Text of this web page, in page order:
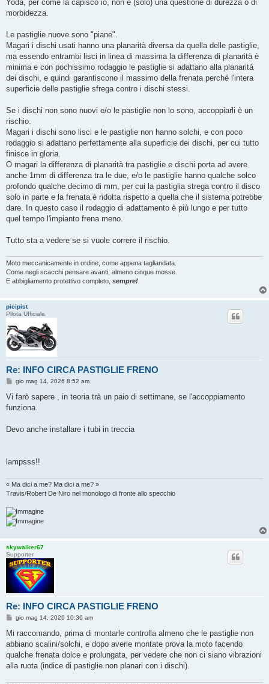
a
i
o
Yoda, per come la capisco io, non è (solo) una questione di durezza o di
morbidezza.
Le pastiglie nuove sono "piane".
Magari i dischi usati hanno una planarità diversa da quella delle pastiglie,
ma essendo entrambi lisci in linea di massima la differenza di planarità è
minima e con pochissimo rodaggio le pastiglie si adattano alla planarità
dei dischi, e quindi garantiscono il massimo della frenata perché l'intera
superficie delle pastiglie sfrega contro i dischi stessi.
Se i dischi non sono nuovi e/o le pastiglie non lo sono, accoppiarli è un
rischio.
Magari i dischi sono lisci e le pastiglie non hanno solchi, e con poco
rodaggio si adattano perfettamente alla superficie dei dischi, per cui tutto
finisce in gloria.
O magari la differenza di planarità tra pastiglie e dischi porta ad avere
anche 1mm di differenza tra le due, e/o le pastiglie hanno qualche solco
profondo qualche decimo di mm, per cui la pastiglia strega contro il disco
solo in parte e la frenata è ridotta rispetto a quella che il sistema potrebbe
dare. In questo caso il rodaggio di adattamento è più lungo e per tutto
quel tempo l'impianto frena meno.
Tutto sta a vedere se si vuole correre il rischio.
Moto meccanicamente in ordine, come appena tagliandata.
Come negli scacchi pensare avanti, almeno cinque mosse.
E abbigliamento protettivo completo, sempre!
picipist
Pilota Ufficiale
Re: INFO CIRCA PASTIGLIE FRENO
M
s
a
i
gio mag 14, 2026 8:52 am
Vi farò sapere , in teoria trà un paio di settimane, se l'accoppiamento
funziona.
Devo anche installare i tubi in treccia
lampsss!!
« Ma dici a me? Ma dici a me? »
Travis/Robert De Niro nel monologo di fronte allo specchio
skywalker67
Supporter
Re: INFO CIRCA PASTIGLIE FRENO
M
s
a
g
i
gio mag 14, 2026 10:36 am
Mi raccomando, prima di montarle controlla almeno che le pastiglie non
abbiano scalini/solchi, e dopo averle montate prova la moto facendo
qualche frenata dolce e prolungata, per vedere che non ci siano vibrazioni
alla ruota (indice di pastiglie non planari con i dischi).